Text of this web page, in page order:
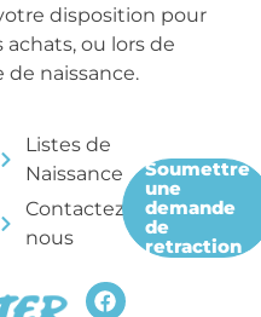
disposition pour
ou lors de
de naissance.
Listes de
Naissance
Contactez-
nous
Soumettre
une
demande
de
retraction